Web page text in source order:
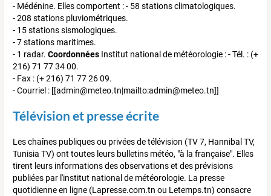
- Médénine. Elles comportent : - 58 stations climatologiques.
- 208 stations pluviométriques.
- 15 stations sismologiques.
- 7 stations maritimes.
- 1 radar. Coordonnées Institut national de météorologie : - Tél. : (+
216) 71 77 34 00.
- Fax : (+ 216) 71 77 26 09.
- Courriel : [[admin@meteo.tn|mailto:admin@meteo.tn]]
Télévision et presse écrite
Les chaînes publiques ou privées de télévision (TV 7, Hannibal TV,
Tunisia TV) ont toutes leurs bulletins météo, "à la française". Elles
tirent leurs informations des observations et des prévisions
publiées par l'institut national de météorologie. La presse
quotidienne en ligne (Lapresse.com.tn ou Letemps.tn) consacre